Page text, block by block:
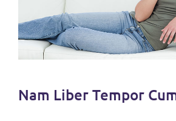
Nam Liber Tempor